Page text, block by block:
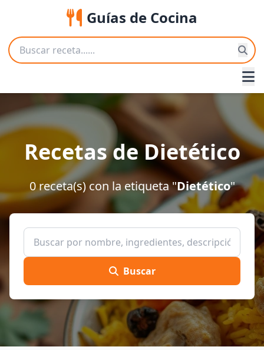
Guías de Cocina
Recetas de Dietético
0 receta(s) con la etiqueta "Dietético"
Buscar